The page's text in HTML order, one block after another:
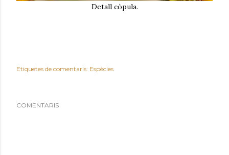
Detall còpula.
Etiquetes de comentaris: Espècies
COMENTARIS